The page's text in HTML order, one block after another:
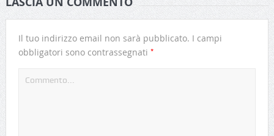
Il tuo indirizzo email non sarà pubblicato. I campi
obbligatori sono contrassegnati *